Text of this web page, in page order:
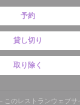
予約
貸し切り
取り除く
のレストランウェブサ